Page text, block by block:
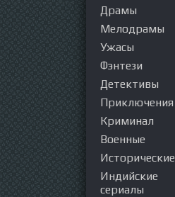
Драмы
Мелодрамы
Ужасы
Фэнтези
Детективы
Приключения
Криминал
Военные
Исторические
Индийские
сериалы